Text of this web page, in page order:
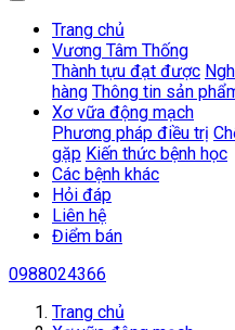
Trang chủ
Vương Tâm Thống
Thành tựu đạt được
hàng Thông tin sản
Xơ vữa động mạch
Phương pháp điều trị
gặp Kiến thức bệnh học
Các bệnh khác
Hỏi đáp
Liên hệ
Điểm bán
0988024366
Trang chủ